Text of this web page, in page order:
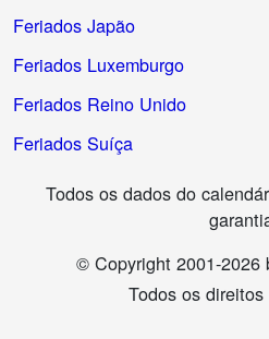
Feriados Japão
Feriados Luxemburgo
Feriados Reino Unido
Feriados Suíça
Todos os dados do
© Copyright 2001-2026
Todos os direitos